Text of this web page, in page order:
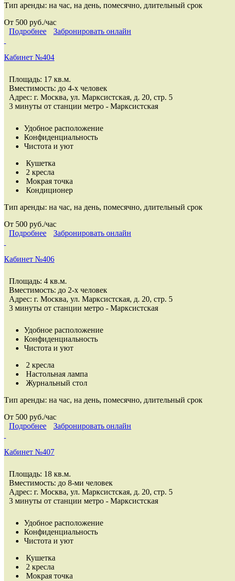
Тип аренды: на час, на день, помесячно, длительный срок
От 500 руб./час
Подробнее
Забронировать онлайн
Кабинет №404
Площадь: 17 кв.м.
Вместимость: до 4-х человек
Адрес: г. Москва, ул. Марксистская, д. 20, стр. 5
3 минуты от станции метро - Марксистская
Удобное расположение
Конфиденциальность
Чистота и уют
Кушетка
2 кресла
Мокрая точка
Кондиционер
Тип аренды: на час, на день, помесячно, длительный срок
От 500 руб./час
Подробнее
Забронировать онлайн
Кабинет №406
Площадь: 4 кв.м.
Вместимость: до 2-х человек
Адрес: г. Москва, ул. Марксистская, д. 20, стр. 5
3 минуты от станции метро - Марксистская
Удобное расположение
Конфиденциальность
Чистота и уют
2 кресла
Настольная лампа
Журнальный стол
Тип аренды: на час, на день, помесячно, длительный срок
От 500 руб./час
Подробнее
Забронировать онлайн
Кабинет №407
Площадь: 18 кв.м.
Вместимость: до 8-ми человек
Адрес: г. Москва, ул. Марксистская, д. 20, стр. 5
3 минуты от станции метро - Марксистская
Удобное расположение
Конфиденциальность
Чистота и уют
Кушетка
2 кресла
Мокрая точка